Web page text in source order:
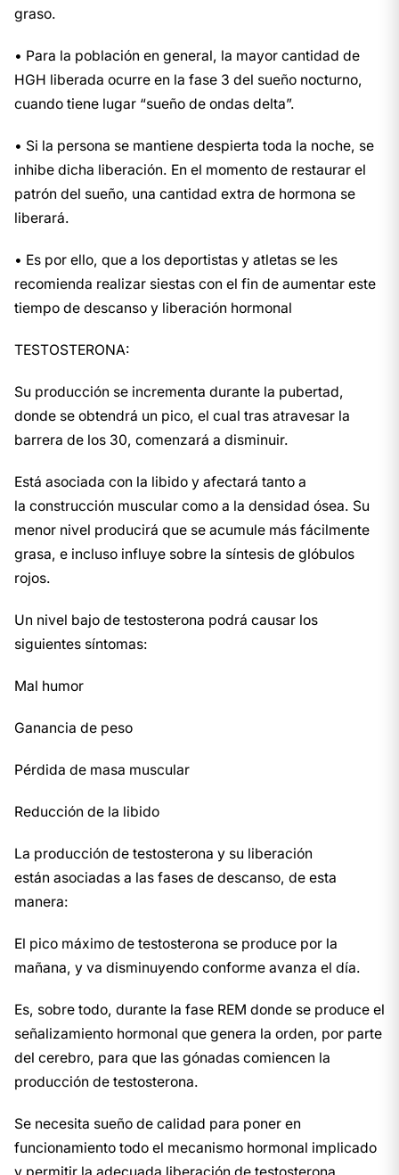
graso.
• Para la población en general, la mayor cantidad de
HGH liberada ocurre en la fase 3 del sueño nocturno,
cuando tiene lugar “sueño de ondas delta”.
• Si la persona se mantiene despierta toda la noche, se
inhibe dicha liberación. En el momento de restaurar el
patrón del sueño, una cantidad extra de hormona se
liberará.
• Es por ello, que a los deportistas y atletas se les
recomienda realizar siestas con el fin de aumentar este
tiempo de descanso y liberación hormonal
TESTOSTERONA:
Su producción se incrementa durante la pubertad,
donde se obtendrá un pico, el cual tras atravesar la
barrera de los 30, comenzará a disminuir.
Está asociada con la libido y afectará tanto a
la construcción muscular como a la densidad ósea. Su
menor nivel producirá que se acumule más fácilmente
grasa, e incluso influye sobre la síntesis de glóbulos
rojos.
Un nivel bajo de testosterona podrá causar los
siguientes síntomas:
Mal humor
Ganancia de peso
Pérdida de masa muscular
Reducción de la libido
La producción de testosterona y su liberación
están asociadas a las fases de descanso, de esta
manera:
El pico máximo de testosterona se produce por la
mañana, y va disminuyendo conforme avanza el día.
Es, sobre todo, durante la fase REM donde se produce el
señalizamiento hormonal que genera la orden, por parte
del cerebro, para que las gónadas comiencen la
producción de testosterona.
Se necesita sueño de calidad para poner en
funcionamiento todo el mecanismo hormonal implicado